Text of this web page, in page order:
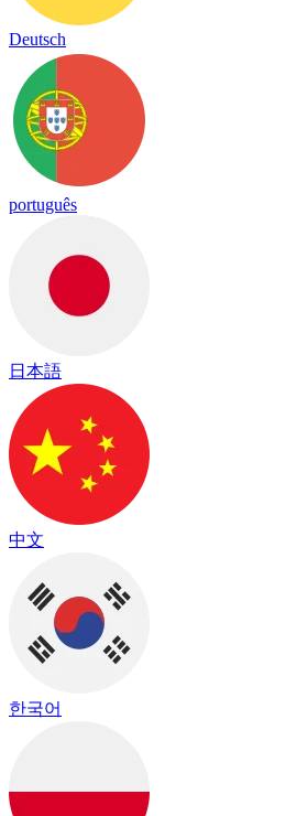
Deutsch
português
日本語
中文
한국어